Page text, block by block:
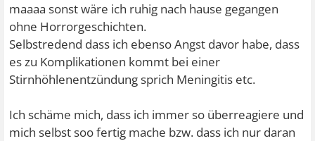
maaaa sonst wäre ich ruhig nach hause gegangen
ohne Horrorgeschichten.
Selbstredend dass ich ebenso Angst davor habe, dass
es zu Komplikationen kommt bei einer
Stirnhöhlenentzündung sprich Meningitis etc.
Ich schäme mich, dass ich immer so überreagiere und
mich selbst soo fertig mache bzw. dass ich nur daran